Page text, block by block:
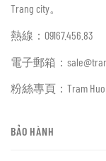
Trang city。
熱線：09167.456.83
電子郵箱：
粉絲專頁：Tram
BẢO HÀNH